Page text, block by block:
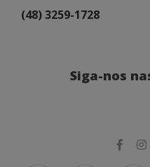
(48) 3259-1728
Siga-nos